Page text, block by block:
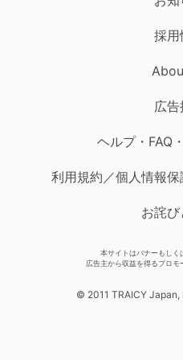
採用
広
ヘルプ・FAQ
利用規約／個人情報
お詫
本サイトはバナーもしく
広告主から収益を得るプロモ
© 2011 TRAICY